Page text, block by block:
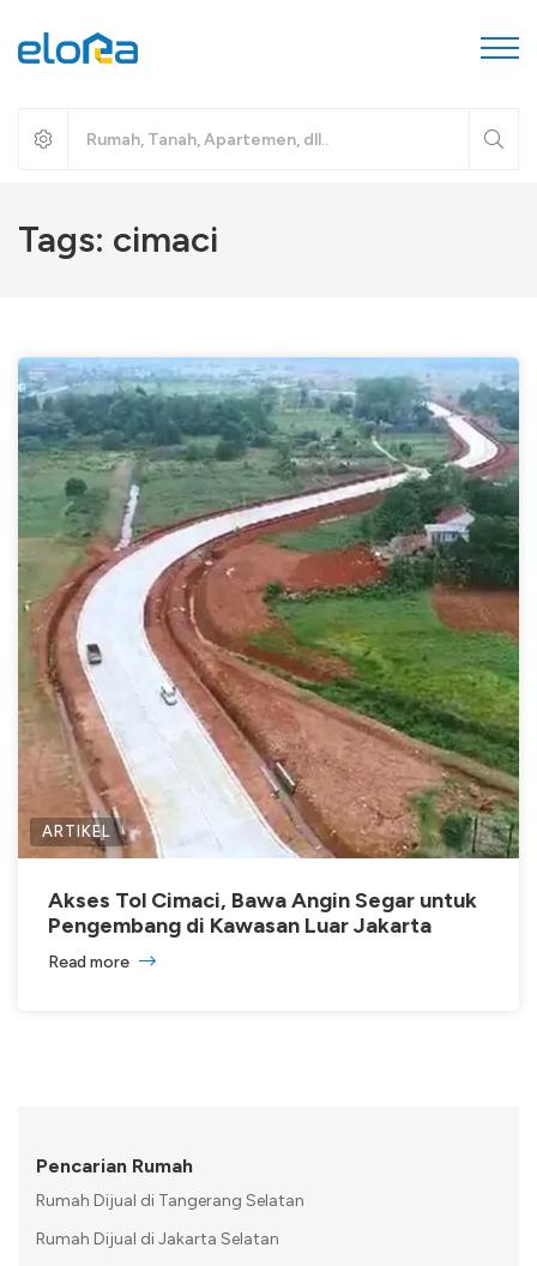
Tags: cimaci
ARTIKEL
Akses Tol Cimaci, Bawa Angin Segar untuk
Pengembang di Kawasan Luar Jakarta
Read more
Pencarian Rumah
Rumah Dijual di Tangerang Selatan
Rumah Dijual di Jakarta Selatan